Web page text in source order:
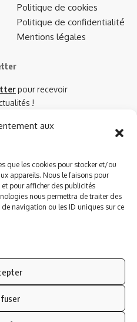
aux
que les cookies pour stocker et/ou
appareils. Nous le faisons pour
pour afficher des publicités
nous permettra de traiter des
navigation ou les ID uniques sur ce
Politique de cookies
Politique de confidentialité
Mentions légales
pour recevoir
!
Suivez-nous